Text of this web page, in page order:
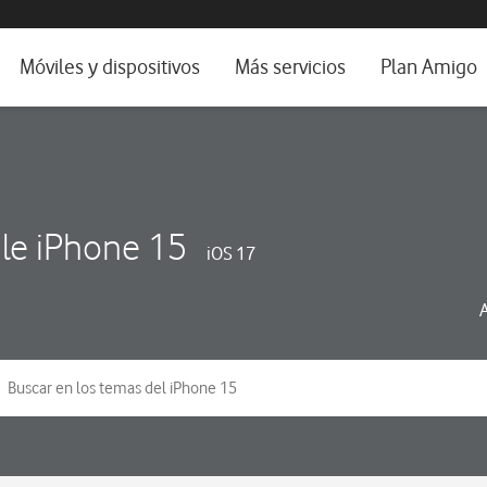
e idioma
Móviles y dispositivos Más servicios Plan Amigo
iPhone 15 iOS 17